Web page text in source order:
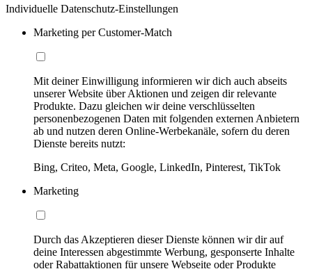
Individuelle Datenschutz-Einstellungen
Marketing per Customer-Match
Mit deiner Einwilligung informieren wir dich auch abseits
unserer Website über Aktionen und zeigen dir relevante
Produkte. Dazu gleichen wir deine verschlüsselten
personenbezogenen Daten mit folgenden externen Anbietern
ab und nutzen deren Online-Werbekanäle, sofern du deren
Dienste bereits nutzt:
Bing, Criteo, Meta, Google, LinkedIn, Pinterest, TikTok
Marketing
Durch das Akzeptieren dieser Dienste können wir dir auf
deine Interessen abgestimmte Werbung, gesponserte Inhalte
oder Rabattaktionen für unsere Webseite oder Produkte